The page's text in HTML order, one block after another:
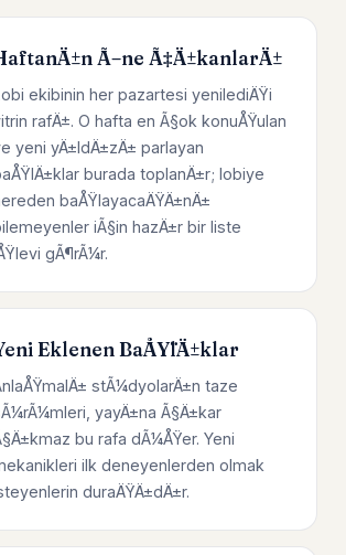
Ã–ne Ã‡Ä±kanlarÄ±
ekibinin her pazartesi yenilediÄŸi
rafÄ±. O hafta en Ã§ok konuÅŸulan
yeni yÄ±ldÄ±zÄ± parlayan
burada toplanÄ±r; lobiye
baÅŸlayacaÄŸÄ±nÄ±
iÃ§in hazÄ±r bir liste
gÃ¶rÃ¼r.
Eklenen BaÅŸlÄ±klar
stÃ¼dyolarÄ±n taze
yayÄ±na Ã§Ä±kar
bu rafa dÃ¼ÅŸer. Yeni
ilk deneyenlerden olmak
duraÄŸÄ±dÄ±r.